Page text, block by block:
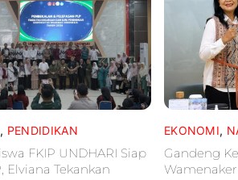
, PENDIDIKAN
FKIP UNDHARI Siap
Elviana Tekankan
EKONOMI,
Gandeng